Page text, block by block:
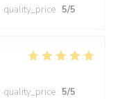
quality_price : 5/5
quality_price : 5/5